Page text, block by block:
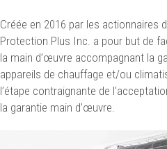
Créée en 2016 par les actionnaires
Protection Plus Inc. a pour but de
la main d’œuvre accompagnant la
appareils de chauffage et/ou
l’étape contraignante de
la garantie main d’œuvre.